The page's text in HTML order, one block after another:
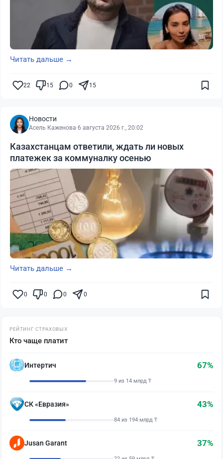
Читать дальше →
22 15 0 15
Новости
Асель Каженова·6 августа 2026 г., 20:02
Казахстанцам ответили, ждать ли новых
платежек за коммуналку осенью
Читать дальше →
0 0 0 0
РЕЙТИНГ СТРАХОВЫХ
Кто чаще платит
Интертич 67%
9 из 14 млрд ₸
СК «Евразия» 43%
84 из 194 млрд ₸
Jusan Garant 37%